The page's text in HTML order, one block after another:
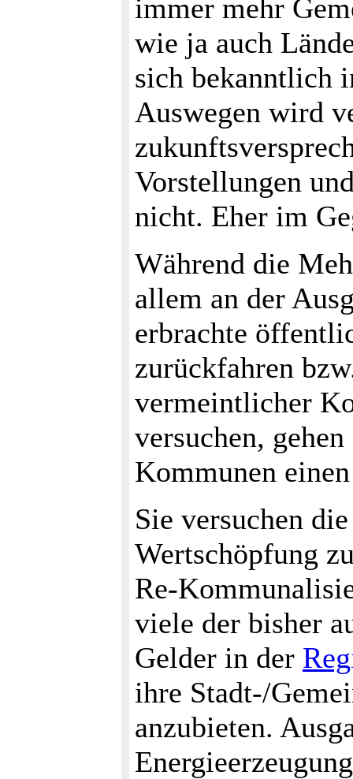
immer mehr
wie ja auch
sich bekanntlich
Auswegen wird
Vorstellungen
nicht. Eher im
Während die
allem an der
erbrachte
zurückfahren
vermeintlicher
versuchen,
Kommunen
Sie versuchen
Wertschöpfung
Re-
viele der bisher
Gelder in der
ihre Stadt-/
anzubieten.